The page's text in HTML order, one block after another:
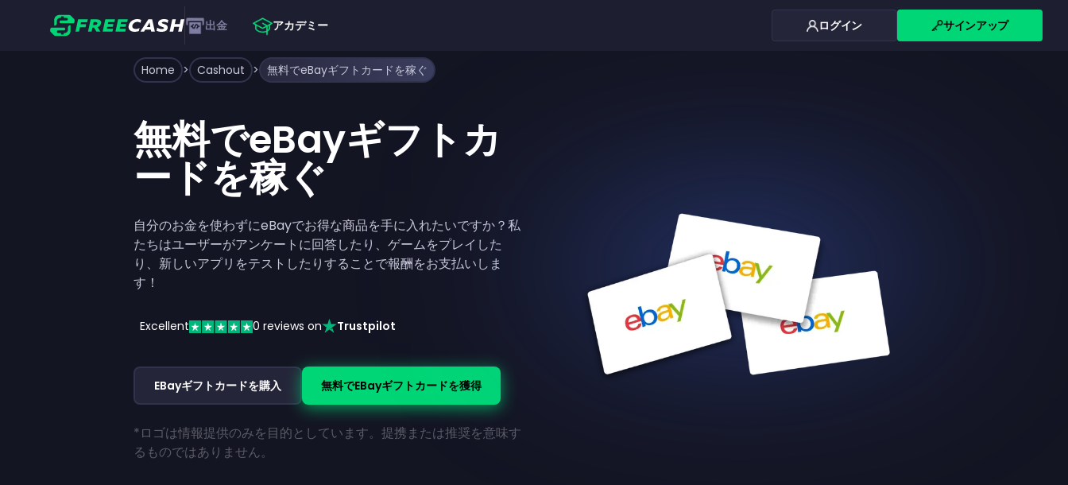
出金 アカデミー ログイン サインアップ
Home > Cashout > 無料でeBayギフトカードを稼ぐ
無料でeBayギフトカ
ードを稼ぐ
自分のお金を使わずにeBayでお得な商品を手に入れたいですか？私
たちはユーザーがアンケートに回答したり、ゲームをプレイした
り、新しいアプリをテストしたりすることで報酬をお支払いしま
す！
Excellent 0 reviews on Trustpilot
EBayギフトカードを購入 無料でeBayギフトカードを獲得
*ロゴは情報提供のみを目的としています。提携または推奨を意味す
るものではありません。